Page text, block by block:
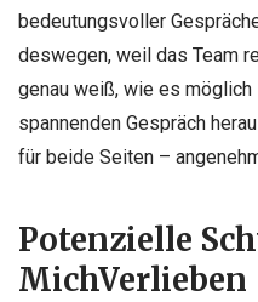
bedeutungsvoller
deswegen, weil das Team
genau weiß, wie es
spannenden Gespräch
für beide Seiten –
Potenzielle
MichVerlieben